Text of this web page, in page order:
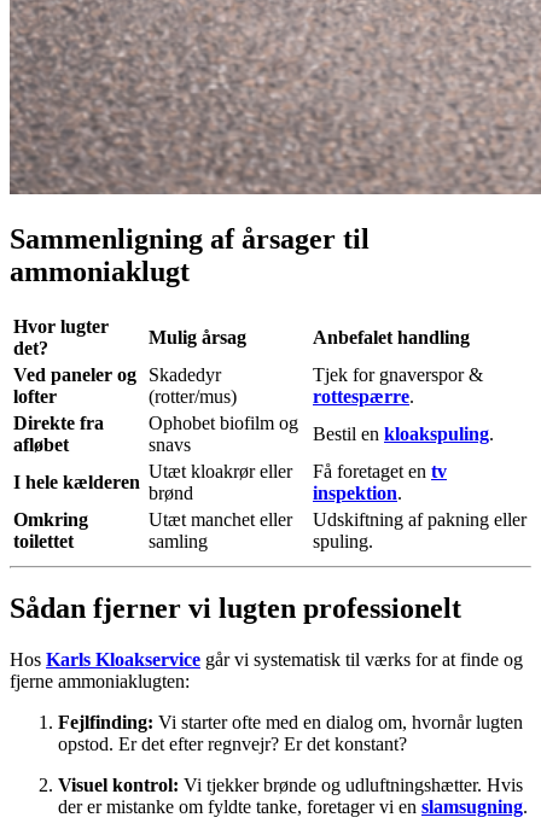
Sammenligning af årsager til
ammoniaklugt
Hvor lugter
det?
Mulig årsag
Anbefalet handling
Ved paneler og
lofter
Skadedyr
(rotter/mus)
Tjek for gnaverspor &
rottespærre.
Direkte fra
afløbet
Ophobet biofilm og
snavs
Bestil en kloakspuling.
I hele kælderen
Utæt kloakrør eller
brønd
Få foretaget en tv
inspektion.
Omkring
toilettet
Utæt manchet eller
samling
Udskiftning af pakning eller
spuling.
Sådan fjerner vi lugten professionelt
Hos Karls Kloakservice går vi systematisk til værks for at finde og
fjerne ammoniaklugten:
Fejlfinding: Vi starter ofte med en dialog om, hvornår lugten
opstod. Er det efter regnvejr? Er det konstant?
Visuel kontrol: Vi tjekker brønde og udluftningshætter. Hvis
der er mistanke om fyldte tanke, foretager vi en slamsugning.